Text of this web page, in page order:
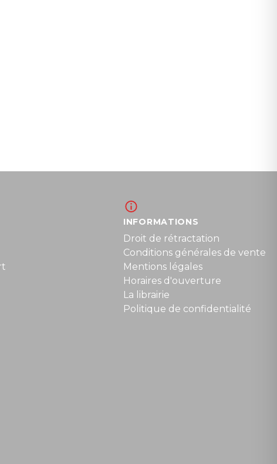
INFORMATIONS
Droit de rétractation
Conditions générales de vente
Mentions légales
Horaires d'ouverture
La librairie
Politique de confidentialité